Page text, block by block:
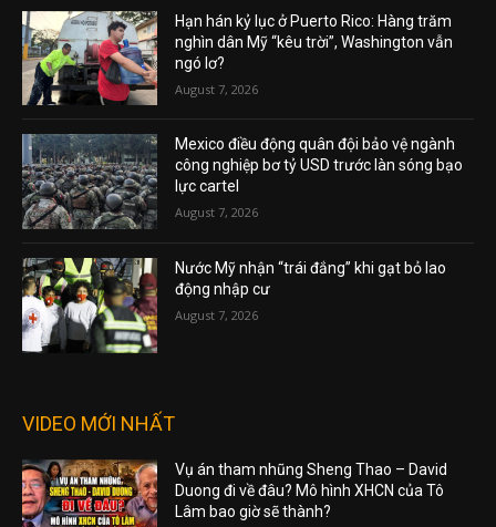
Hạn hán kỷ lục ở Puerto Rico: Hàng trăm
nghìn dân Mỹ “kêu trời”, Washington vẫn
ngó lơ?
August 7, 2026
Mexico điều động quân đội bảo vệ ngành
công nghiệp bơ tỷ USD trước làn sóng bạo
lực cartel
August 7, 2026
Nước Mỹ nhận “trái đắng” khi gạt bỏ lao
động nhập cư
August 7, 2026
VIDEO MỚI NHẤT
Vụ án tham nhũng Sheng Thao – David
Duong đi về đâu? Mô hình XHCN của Tô
Lâm bao giờ sẽ thành?